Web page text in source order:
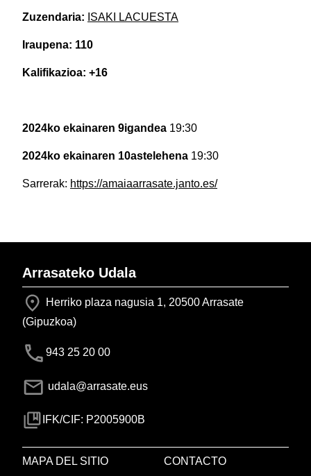
Zuzendaria: ISAKI LACUESTA
Iraupena: 110
Kalifikazioa: +16
2024ko ekainaren 9igandea 19:30
2024ko ekainaren 10astelehena 19:30
Sarrerak: https://amaiaarrasate.janto.es/
Arrasateko Udala
Herriko plaza nagusia 1, 20500 Arrasate
(Gipuzkoa)
943 25 20 00
udala@arrasate.eus
IFK/CIF: P2005900B
MAPA DEL SITIO CONTACTO